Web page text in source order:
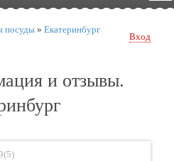
посуды» Екатеринбург
Вход
и отзывы.